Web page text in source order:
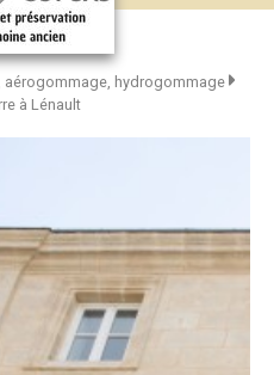
aérogommage, hydrogommage
à Lénault